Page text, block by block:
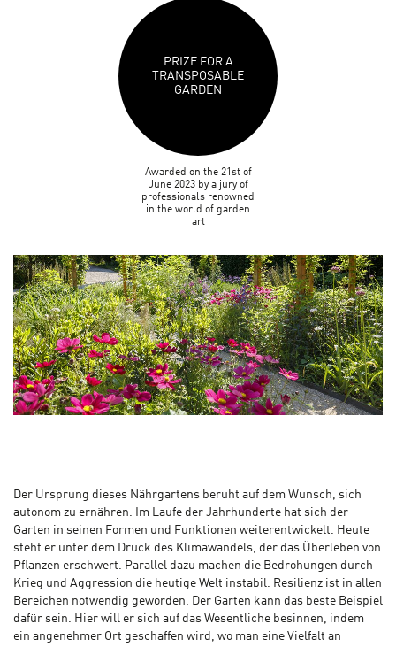
PRIZE FOR A
TRANSPOSABLE
GARDEN
Awarded on the 21st of
June 2023 by a jury of
professionals renowned
in the world of garden
art
Der Ursprung dieses Nährgartens beruht auf dem Wunsch, sich
autonom zu ernähren. Im Laufe der Jahrhunderte hat sich der
Garten in seinen Formen und Funktionen weiterentwickelt. Heute
steht er unter dem Druck des Klimawandels, der das Überleben von
Pflanzen erschwert. Parallel dazu machen die Bedrohungen durch
Krieg und Aggression die heutige Welt instabil. Resilienz ist in allen
Bereichen notwendig geworden. Der Garten kann das beste Beispiel
dafür sein. Hier will er sich auf das Wesentliche besinnen, indem
ein angenehmer Ort geschaffen wird, wo man eine Vielfalt an